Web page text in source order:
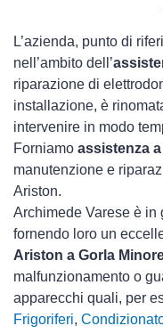
L’azienda, punto di
nell’ambito dell’
riparazione di
installazione, è
intervenire in modo
Forniamo assistenza
manutenzione e
Ariston.
Archimede Varese è in
fornendo loro un
Ariston a Gorla
malfunzionamento o
apparecchi quali, per
Frigoriferi,